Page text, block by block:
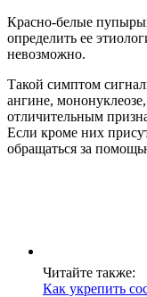
Красно-белые
определить ее
невозможно.
Такой симптом
ангине,
отличительным
Если кроме них
обращаться за
Читайте также:
Как укрепить